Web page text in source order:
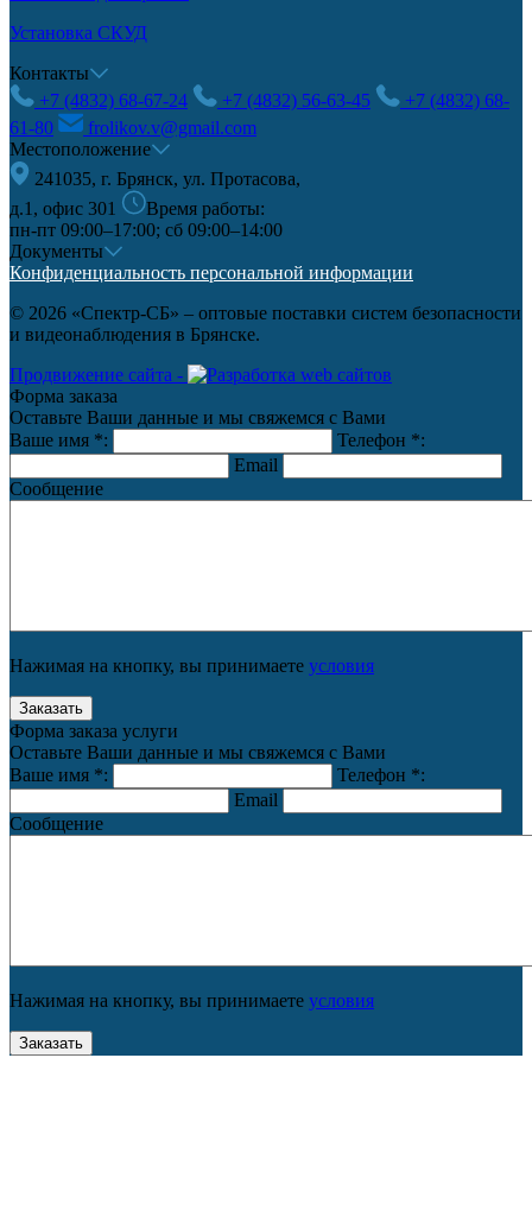
Установка СКУД
Контакты
+7 (4832) 68-67-24
+7 (4832) 56-63-45
+7 (4832) 68-
61-80
frolikov.v@gmail.com
Местоположение
241035, г. Брянск, ул. Протасова,
д.1, офис 301
Время работы:
пн-пт 09:00–17:00; сб 09:00–14:00
Документы
Конфиденциальность персональной информации
© 2026 «Спектр-СБ» – оптовые поставки систем безопасности
и видеонаблюдения в Брянске.
Продвижение сайта -
Форма заказа
Оставьте Ваши данные и мы свяжемся с Вами
Ваше имя *: Телефон *:
Email
Сообщение
Нажимая на кнопку, вы принимаете условия
Форма заказа услуги
Оставьте Ваши данные и мы свяжемся с Вами
Ваше имя *: Телефон *:
Email
Сообщение
Нажимая на кнопку, вы принимаете условия